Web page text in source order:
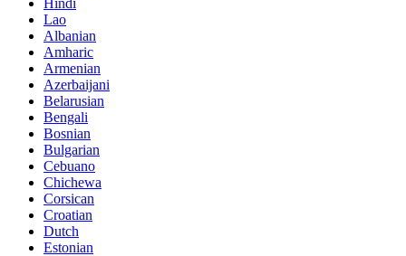
Hindi
Lao
Albanian
Amharic
Armenian
Azerbaijani
Belarusian
Bengali
Bosnian
Bulgarian
Cebuano
Chichewa
Corsican
Croatian
Dutch
Estonian